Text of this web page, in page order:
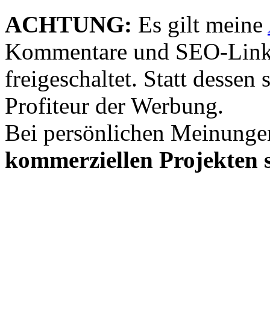
ACHTUNG: Es gilt meine
Kommentare und SEO-
freigeschaltet. Statt dessen
Profiteur der Werbung.
Bei persönlichen
kommerziellen Projekten